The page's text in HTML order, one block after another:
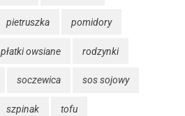
pietruszka pomidory
płatki owsiane rodzynki
soczewica sos sojowy
szpinak tofu